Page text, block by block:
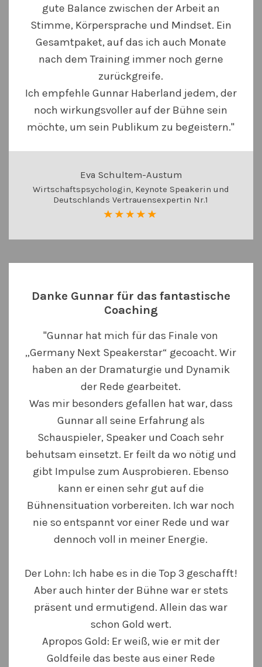
Eva Schultem-Austum
Wirtschaftspsychologin, Keynote Speakerin und
Deutschlands Vertrauensexpertin Nr.1
gute Balance zwischen der Arbeit an
Stimme, Körpersprache und Mindset. Ein
Gesamtpaket, auf das ich auch Monate
nach dem Training immer noch gerne
zurückgreife.
Ich empfehle Gunnar Haberland jedem, der
noch wirkungsvoller auf der Bühne sein
möchte, um sein Publikum zu begeistern."
Danke Gunnar für das fantastische
Coaching
"Gunnar hat mich für das Finale von
„Germany Next Speakerstar“ gecoacht. Wir
haben an der Dramaturgie und Dynamik
der Rede gearbeitet.
Was mir besonders gefallen hat war, dass
Gunnar all seine Erfahrung als
Schauspieler, Speaker und Coach sehr
behutsam einsetzt. Er feilt da wo nötig und
gibt Impulse zum Ausprobieren. Ebenso
kann er einen sehr gut auf die
Bühnensituation vorbereiten. Ich war noch
nie so entspannt vor einer Rede und war
dennoch voll in meiner Energie.
Der Lohn: Ich habe es in die Top 3 geschafft!
Aber auch hinter der Bühne war er stets
präsent und ermutigend. Allein das war
schon Gold wert.
Apropos Gold: Er weiß, wie er mit der
Goldfeile das beste aus einer Rede